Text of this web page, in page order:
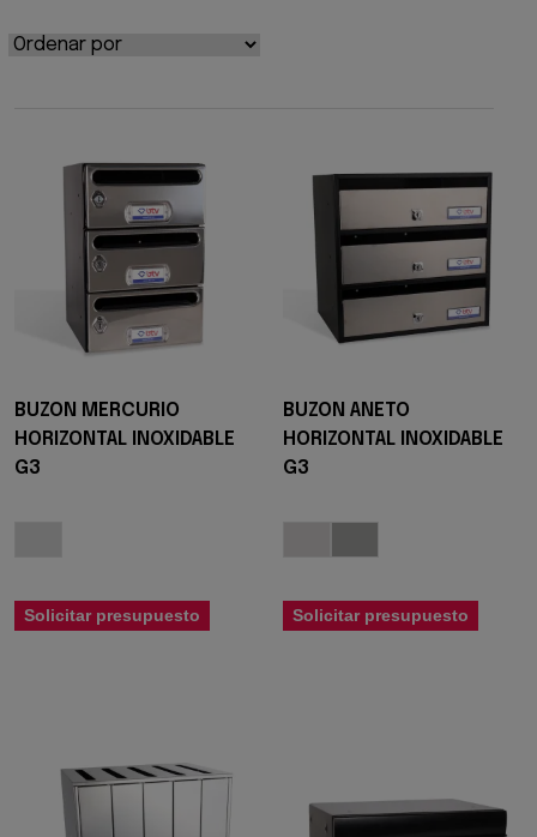
BUZON MERCURIO
HORIZONTAL INOXIDABLE
G3
Solicitar presupuesto
BUZON ANETO
HORIZONTAL INOXIDABLE
G3
Solicitar presupuesto